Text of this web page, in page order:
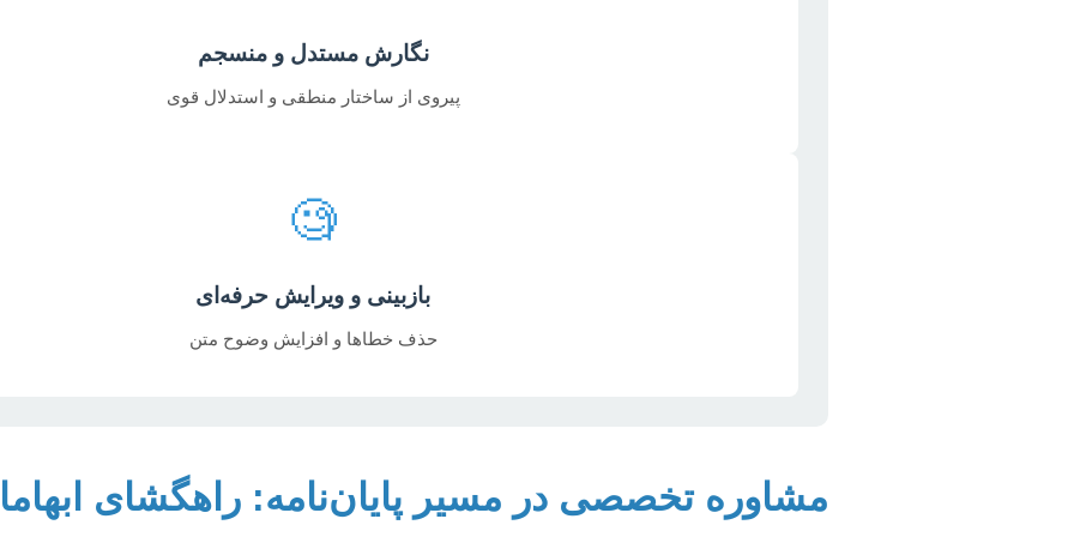
نگارش مستدل و منسجم
پیروی از ساختار منطقی و استدلال قوی
🧐
بازبینی و ویرایش حرفه‌ای
حذف خطاها و افزایش وضوح متن
مشاوره تخصصی در مسیر پایان‌نامه: راهگشای